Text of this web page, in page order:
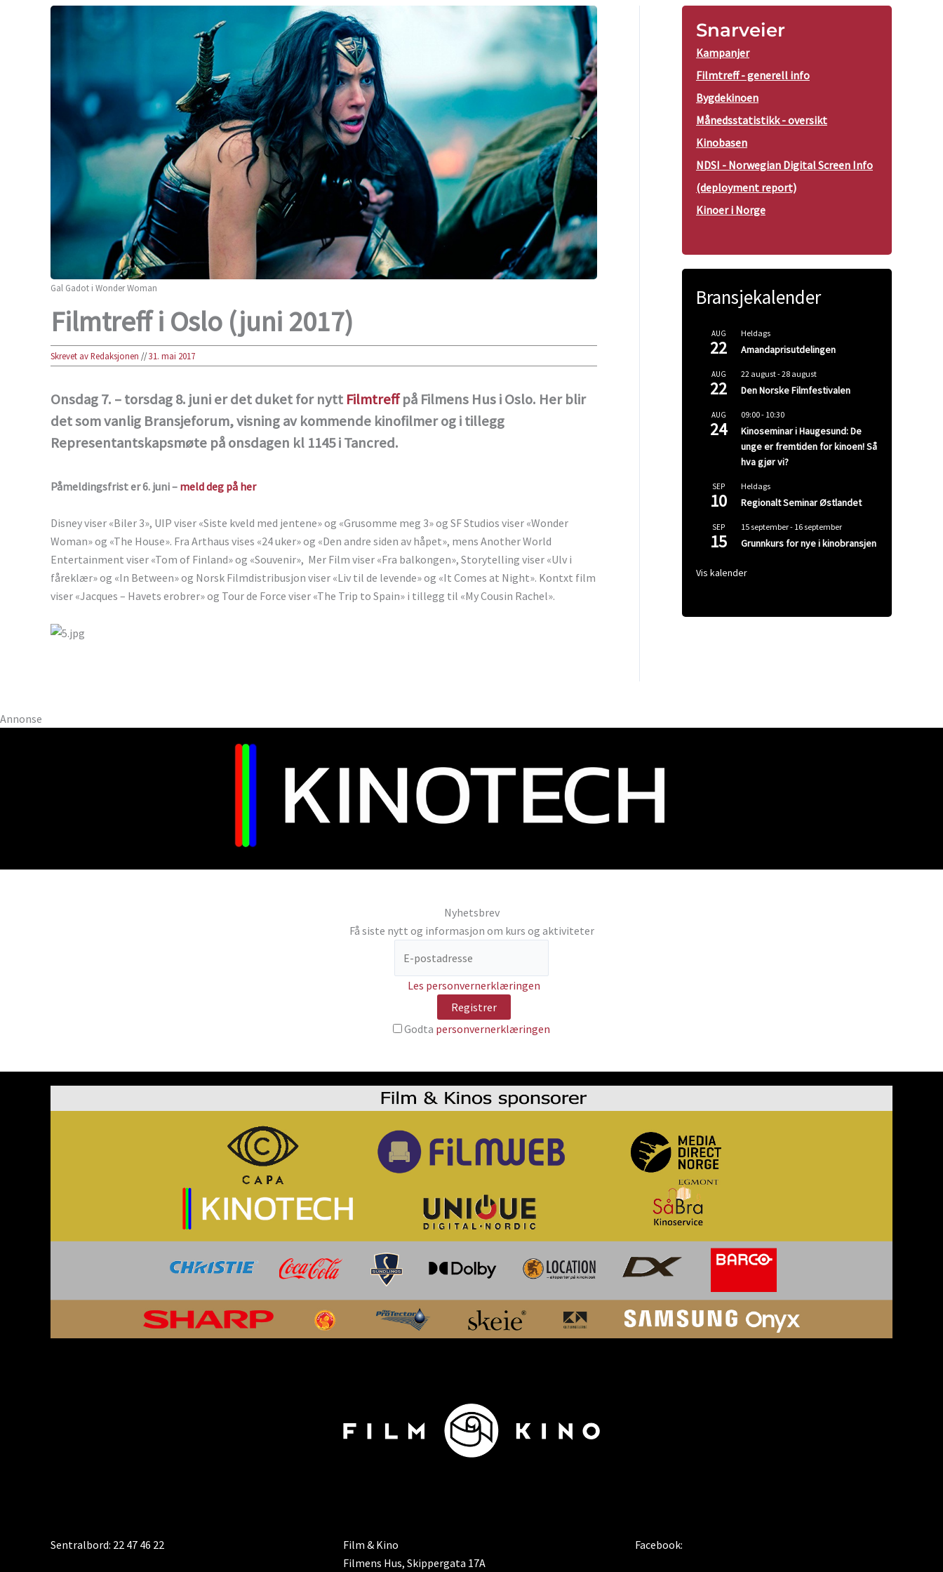
Gal Gadot i Wonder Woman
Filmtreff i Oslo (juni 2017)
Skrevet av Redaksjonen //31. mai 2017
Onsdag 7. – torsdag 8. juni er det duket for nytt Filmtreffpå Filmens Hus i Oslo. Her blir
det som vanlig Bransjeforum, visning av kommende kinofilmer og i tillegg
Representantskapsmøte på onsdagen kl 1145 i Tancred.
Påmeldingsfrist er 6. juni – meld deg på her
Disney viser «Biler 3», UIP viser «Siste kveld med jentene» og «Grusomme meg 3» og SF Studios viser «Wonder
Woman» og «The House». Fra Arthaus vises «24 uker» og «Den andre siden av håpet», mens Another World
Entertainment viser «Tom of Finland» og «Souvenir», Mer Film viser «Fra balkongen», Storytelling viser «Ulv i
fåreklær» og «In Between» og Norsk Filmdistribusjon viser «Liv til de levende» og «It Comes at Night». Kontxt film
viser «Jacques – Havets erobrer» og Tour de Force viser «The Trip to Spain» i tillegg til «My Cousin Rachel».
Snarveier
Kampanjer
Filmtreff - generell info
Bygdekinoen
Månedsstatistikk - oversikt
Kinobasen
NDSI - Norwegian Digital Screen Info
(deployment report)
Kinoer i Norge
Bransjekalender
AUG
22
Heldags
Amandaprisutdelingen
AUG
22
22 august-28 august
Den Norske Filmfestivalen
AUG
24
09:00- 10:30
Kinoseminar i Haugesund: De
unge er fremtiden for kinoen! Så
hva gjør vi?
SEP
10
Heldags
Regionalt Seminar Østlandet
SEP
15
15 september- 16 september
Grunnkurs for nye i kinobransjen
Vis kalender
Annonse
Nyhetsbrev
Få siste nytt og informasjon om kurs og aktiviteter
Les personvernerklæringen
Godta personvernerklæringen
Sentralbord: 22 47 46 22
Film & Kino
Filmens Hus, Skippergata 17A
Facebook: